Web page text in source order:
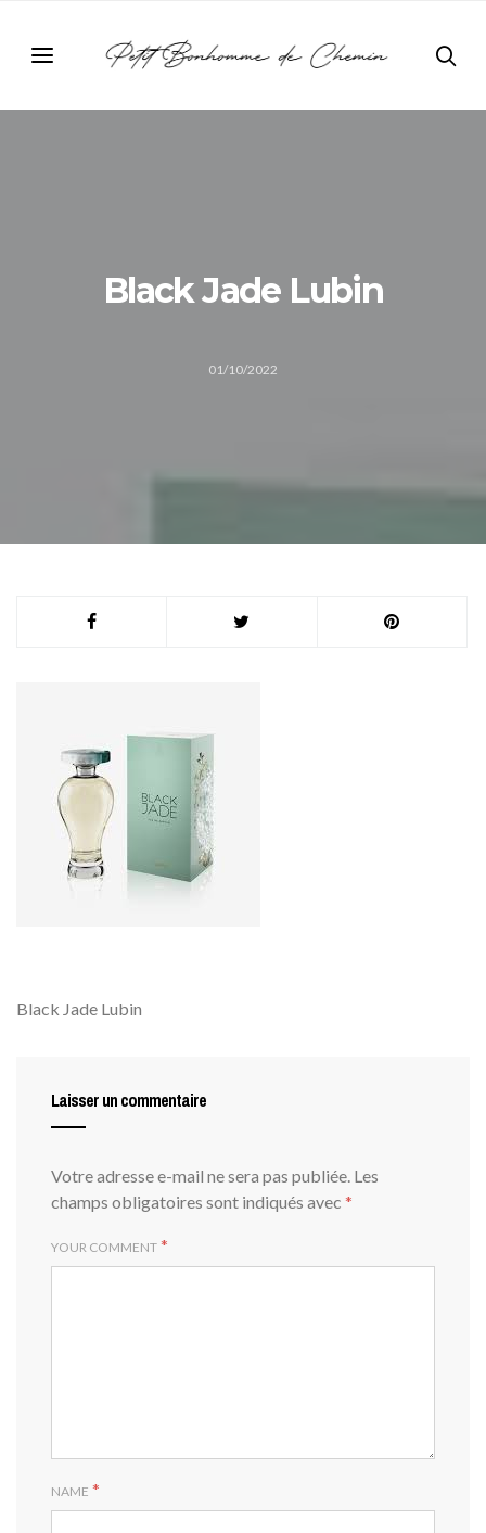
Black Jade Lubin
01/10/2022
Black Jade Lubin
Laisser un commentaire
Votre adresse e-mail ne sera pas publiée. Les
champs obligatoires sont indiqués avec *
YOUR COMMENT *
NAME *